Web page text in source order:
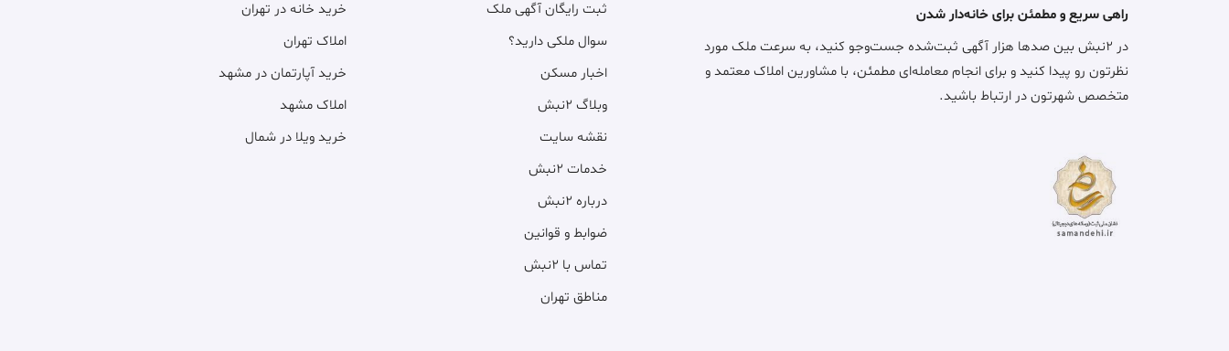
راهی سریع و مطمئن برای خانه‌دار شدن
در ۲نبش بین صدها هزار آگهی ثبت‌شده جست‌وجو کنید، به سرعت ملک مورد
نظرتون رو پیدا کنید و برای انجام معامله‌ای مطمئن، با مشاورین املاک معتمد و
متخصص شهرتون در ارتباط باشید.
ثبت رایگان آگهی ملک
سوال ملکی دارید؟
اخبار مسکن
وبلاگ ۲نبش
نقشه سایت
خدمات ۲نبش
درباره ۲نبش
ضوابط و قوانین
تماس با ۲نبش
مناطق تهران
خرید خانه در تهران
املاک تهران
خرید آپارتمان در مشهد
املاک مشهد
خرید ویلا در شمال